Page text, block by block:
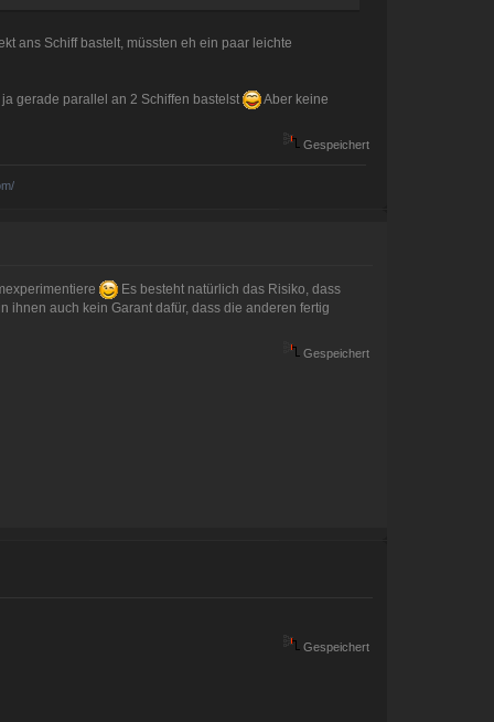
ans Schiff bastelt, müssten eh ein paar leichte
gerade parallel an 2 Schiffen bastelst
Aber keine
Gespeichert
Es besteht natürlich das Risiko, dass
ihnen auch kein Garant dafür, dass die anderen fertig
Gespeichert
Gespeichert